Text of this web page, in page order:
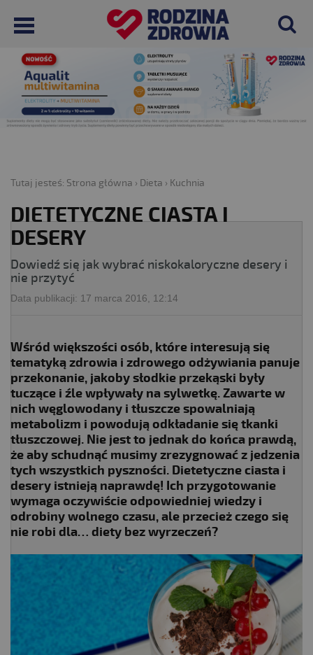
Tutaj jesteś: Strona główna › Dieta › Kuchnia
DIETETYCZNE CIASTA I
DESERY
Dowiedź się jak wybrać niskokaloryczne desery i
nie przytyć
Data publikacji: 17 marca 2016, 12:14
Wśród większości osób, które interesują się
tematyką zdrowia i zdrowego odżywiania panuje
przekonanie, jakoby słodkie przekąski były
tuczące i źle wpływały na sylwetkę. Zawarte w
nich węglowodany i tłuszcze spowalniają
metabolizm i powodują odkładanie się tkanki
tłuszczowej. Nie jest to jednak do końca prawdą,
że aby schudnąć musimy zrezygnować z jedzenia
tych wszystkich pyszności. Dietetyczne ciasta i
desery istnieją naprawdę! Ich przygotowanie
wymaga oczywiście odpowiedniej wiedzy i
odrobiny wolnego czasu, ale przecież czego się
nie robi dla… diety bez wyrzeczeń?